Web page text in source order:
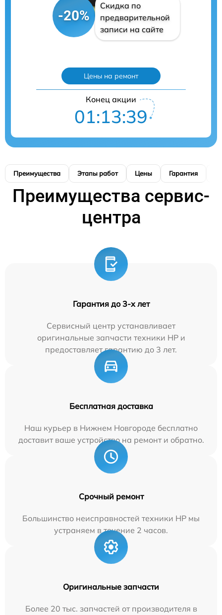
-20%
Скидка по
предварительной
записи на сайте
Цены на ремонт
Конец акции
01:13:38
Преимущества Этапы работ Цены Гарантия
Преимущества сервис-
центра
Гарантия до 3-х лет
Сервисный центр устанавливает
оригинальные запчасти техники HP и
предоставляет гарантию до 3 лет.
Бесплатная доставка
Наш курьер в Нижнем Новгороде бесплатно
доставит ваше устройство на ремонт и обратно.
Срочный ремонт
Большинство неисправностей техники HP мы
устраняем в течение 2 часов.
Оригинальные запчасти
Более 20 тыс. запчастей от производителя в